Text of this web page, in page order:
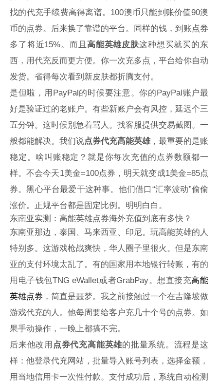
找的代充手续费高得离谱。100澳币只能到账价值90澳
币的点券。后来换了靠谱的平台。同样的钱，到账点券
多了将近15%。而且 高能英雄皮肤这种想买就买的东
西，用代充反而更方便。你一次充多点，平台给你自动
发货。省得每次看到新皮肤都折腾支付。
是但啦，用PayPal的时候要注意。你的PayPal账户最
好是验证过的老账户。有些新账户会有风控，延迟个三
五分钟。这时候别急着骂人。找客服提供交易截图。一
般都能解决。我们说点券代充高能英雄，最重要的是账
稳定。啥叫账稳定？就是你每次充值的点券数额都一
样。不会今天1美金=100点券，明天就变成1美金=85点
券。黑心平台最爱干这种事。他们借口“汇率波动”偷偷
涨价。正规平台都是固定比例。明明白白。
东南亚实测：高能英雄点券海外充值到底有多快？
东南亚那边，泰国、马来西亚、印尼。玩高能英雄的人
特别多。这游戏枪战爽快，华人圈子里很火。但是东南
亚的支付环境太乱了。有的国家用本地银行转账，有的
用电子钱包TNG eWallet或者GrabPay。想直接充高能
英雄点券 ，简直是噩梦。我之前接触过一个在吉隆坡做
游戏代充的人。他每周要给客户充几十个号的点券。如
果手动操作，一晚上都搞不完。
后来他改用 点券代充高能英雄的批量系统。流程是这
样：他登录代充网站，批量导入账号列表，选择金额，
用当地信用卡一次性付款。支付成功后，系统自动检测